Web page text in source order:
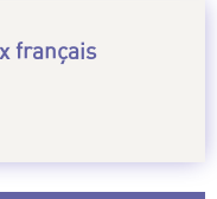
français